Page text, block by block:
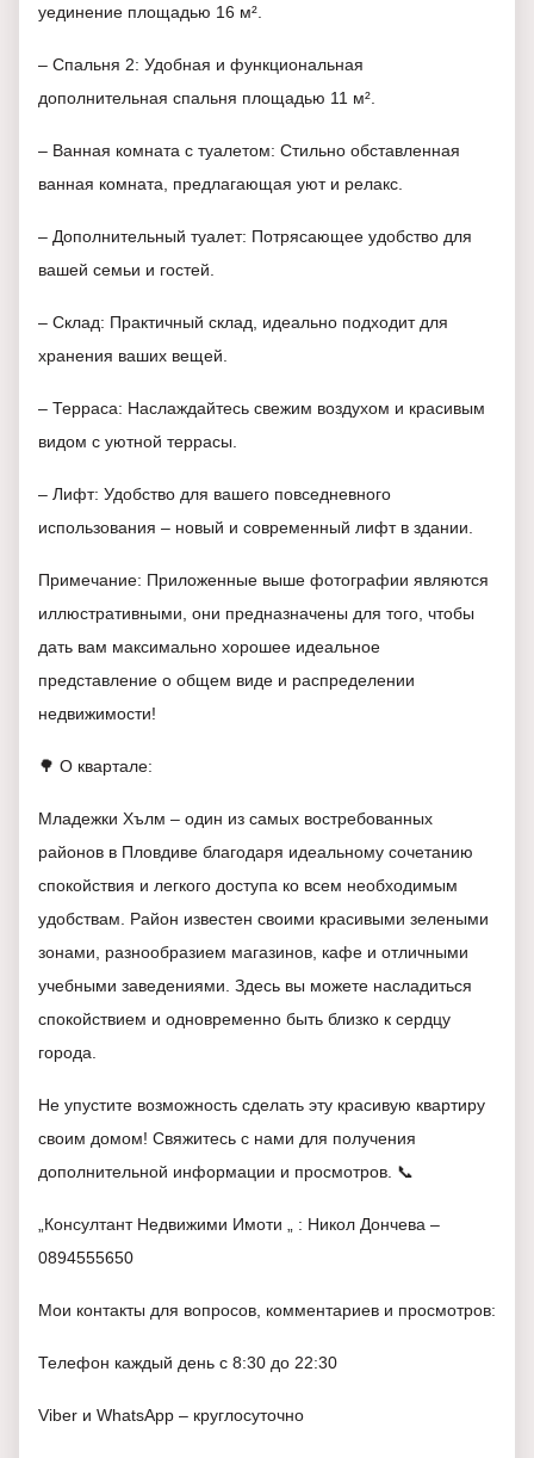
уединение площадью 16 м².
– Спальня 2: Удобная и функциональная
дополнительная спальня площадью 11 м².
– Ванная комната с туалетом: Стильно обставленная
ванная комната, предлагающая уют и релакс.
– Дополнительный туалет: Потрясающее удобство для
вашей семьи и гостей.
– Склад: Практичный склад, идеально подходит для
хранения ваших вещей.
– Терраса: Наслаждайтесь свежим воздухом и красивым
видом с уютной террасы.
– Лифт: Удобство для вашего повседневного
использования – новый и современный лифт в здании.
Примечание: Приложенные выше фотографии являются
иллюстративными, они предназначены для того, чтобы
дать вам максимально хорошее идеальное
представление о общем виде и распределении
недвижимости!
🌳 О квартале:
Младежки Хълм – один из самых востребованных
районов в Пловдиве благодаря идеальному сочетанию
спокойствия и легкого доступа ко всем необходимым
удобствам. Район известен своими красивыми зелеными
зонами, разнообразием магазинов, кафе и отличными
учебными заведениями. Здесь вы можете насладиться
спокойствием и одновременно быть близко к сердцу
города.
Не упустите возможность сделать эту красивую квартиру
своим домом! Свяжитесь с нами для получения
дополнительной информации и просмотров. 📞
„Консултант Недвижими Имоти „ : Никол Дончева –
0894555650
Мои контакты для вопросов, комментариев и просмотров:
Телефон каждый день с 8:30 до 22:30
Viber и WhatsApp – круглосуточно